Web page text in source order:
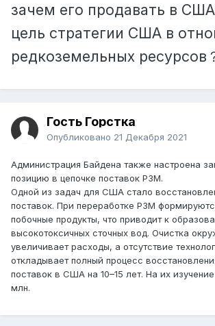
зачем его продавать в
цель стратегии США в
редкоземельных ресурсов
Гость Горстка
Опубликовано 21 Декабря 2021
Администрация Байдена также настроена
позицию в цепочке поставок РЗМ.
Одной из задач для США стало
поставок. При переработке РЗМ
побочные продукты, что приводит к
высокотоксичных сточных вод. Очистка
увеличивает расходы, а отсутствие
откладывает полный процесс
поставок в США на 10–15 лет. На их
млн.